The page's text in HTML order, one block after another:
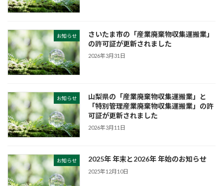
お知らせ
さいたま市の「産業廃棄物収集運搬業」
の許可証が更新されました
2026年3月31日
お知らせ
山梨県の「産業廃棄物収集運搬業」と
「特別管理産業廃棄物収集運搬業」の許
可証が更新されました
2026年3月11日
お知らせ 2025年 年末と2026年 年始のお知らせ
2025年12月10日